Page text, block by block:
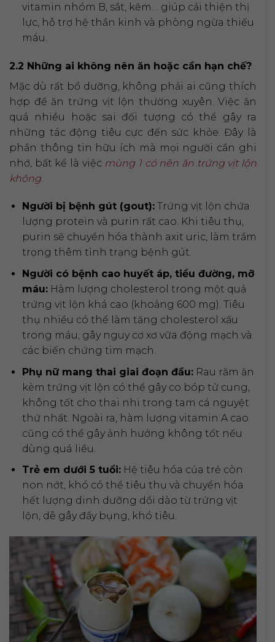
vitamin nhóm B, sắt, kẽm… giúp cải thiện thị
lực, hỗ trợ hệ thần kinh và phòng ngừa thiếu
máu.
2.2 Những ai không nên ăn hoặc cần hạn chế?
Mặc dù rất bổ dưỡng, không phải ai cũng thích
hợp để ăn trứng vịt lộn thường xuyên. Việc ăn
quá nhiều hoặc sai đối tượng có thể gây ra
những tác động tiêu cực đến sức khỏe. Đây là
phần thông tin hữu ích mà mọi người cần ghi
nhớ, bất kể là việc mùng 1 có nên ăn trứng vịt lộn
không
Người bị bệnh gút (gout):Trứng vịt lộn chứa
lượng protein và purin rất cao. Khi tiêu thụ,
purin sẽ chuyển hóa thành axit uric, làm trầm
trọng thêm tình trạng bệnh gút.
Người có bệnh cao huyết áp, tiểu đường, mỡ
máu:Hàm lượng cholesterol trong một quả
trứng vịt lộn khá cao (khoảng 600 mg). Tiêu
thụ nhiều có thể làm tăng cholesterol xấu
trong máu, gây nguy cơ xơ vữa động mạch và
các biến chứng tim mạch.
Phụ nữ mang thai giai đoạn đầu:Rau răm ăn
kèm trứng vịt lộn có thể gây co bóp tử cung,
không tốt cho thai nhi trong tam cá nguyệt
thứ nhất. Ngoài ra, hàm lượng vitamin A cao
cũng có thể gây ảnh hưởng không tốt nếu
dùng quá liều.
Trẻ em dưới 5 tuổi:Hệ tiêu hóa của trẻ còn
non nớt, khó có thể tiêu thụ và chuyển hóa
hết lượng dinh dưỡng dồi dào từ trứng vịt
lộn, dễ gây đầy bụng, khó tiêu.